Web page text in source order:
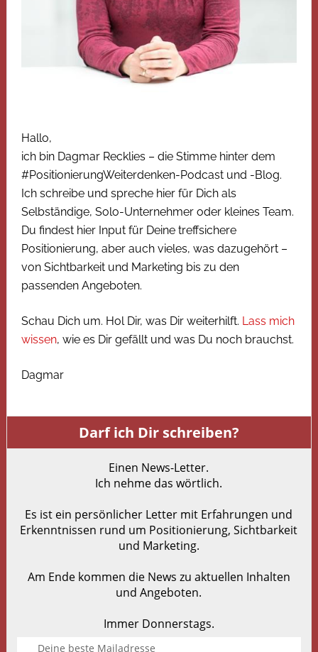
Hallo,
ich bin Dagmar Recklies – die Stimme hinter dem
#PositionierungWeiterdenken-Podcast und -Blog.
Ich schreibe und spreche hier für Dich als
Selbständige, Solo-Unternehmer oder kleines Team.
Du findest hier Input für Deine treffsichere
Positionierung, aber auch vieles, was dazugehört –
von Sichtbarkeit und Marketing bis zu den
passenden Angeboten.
Schau Dich um. Hol Dir, was Dir weiterhilft. Lass mich
wissen, wie es Dir gefällt und was Du noch brauchst.
Dagmar
Darf ich Dir schreiben?
Einen News-Letter.
Ich nehme das wörtlich.
Es ist ein persönlicher Letter mit Erfahrungen und
Erkenntnissen rund um Positionierung, Sichtbarkeit
und Marketing.
Am Ende kommen die News zu aktuellen Inhalten
und Angeboten.
Immer Donnerstags.